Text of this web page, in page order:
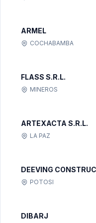
ARMEL
COCHABAMBA
FLASS S.R.L.
MINEROS
ARTEXACTA S.R.L.
LA PAZ
DEEVING
POTOSI
DIBARJ